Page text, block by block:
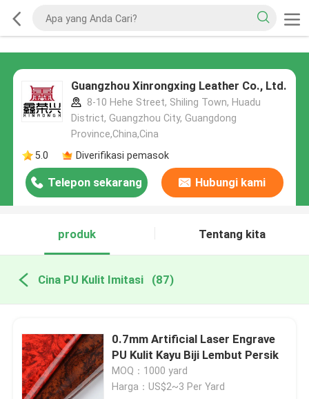
Guangzhou Xinrongxing Leather Co., Ltd.
8-10 Hehe Street, Shiling Town, Huadu
District, Guangzhou City, Guangdong
Province,China,Cina
5.0
Diverifikasi pemasok
Telepon sekarang Hubungi kami
produk Tentang kita
Cina PU Kulit Imitasi (87)
0.7mm Artificial Laser Engrave
PU Kulit Kayu Biji Lembut Persik
MOQ：1000 yard
Harga：US$2~3 Per Yard